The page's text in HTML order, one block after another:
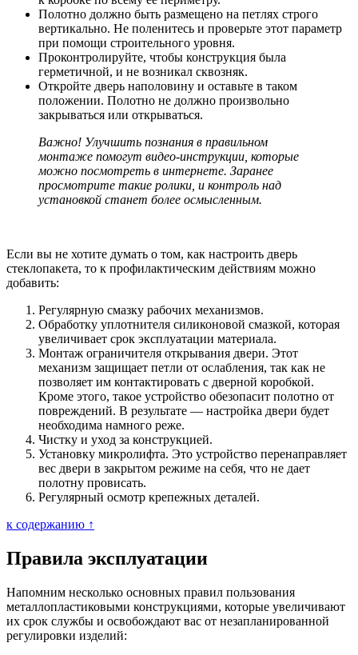
Полотно должно быть размещено на петлях строго
вертикально. Не поленитесь и проверьте этот параметр
при помощи строительного уровня.
Проконтролируйте, чтобы конструкция была
герметичной, и не возникал сквозняк.
Откройте дверь наполовину и оставьте в таком
положении. Полотно не должно произвольно
закрываться или открываться.
Важно! Улучшить познания в правильном
монтаже помогут видео-инструкции, которые
можно посмотреть в интернете. Заранее
просмотрите такие ролики, и контроль над
установкой станет более осмысленным.
Если вы не хотите думать о том, как настроить дверь
стеклопакета, то к профилактическим действиям можно
добавить:
Регулярную смазку рабочих механизмов.
Обработку уплотнителя силиконовой смазкой, которая
увеличивает срок эксплуатации материала.
Монтаж ограничителя открывания двери. Этот
механизм защищает петли от ослабления, так как не
позволяет им контактировать с дверной коробкой.
Кроме этого, такое устройство обезопасит полотно от
повреждений. В результате — настройка двери будет
необходима намного реже.
Чистку и уход за конструкцией.
Установку микролифта. Это устройство перенаправляет
вес двери в закрытом режиме на себя, что не дает
полотну провисать.
Регулярный осмотр крепежных деталей.
к содержанию ↑
Правила эксплуатации
Напомним несколько основных правил пользования
металлопластиковыми конструкциями, которые увеличивают
их срок службы и освобождают вас от незапланированной
регулировки изделий: